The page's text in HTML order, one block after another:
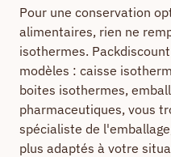
Pour une conservation
alimentaires, rien ne
isothermes.
modèles : caisse
boites isothermes,
pharmaceutiques, vous
spécialiste de
plus adaptés à votre